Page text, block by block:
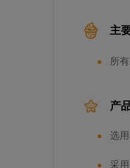
主
所
产
选
采